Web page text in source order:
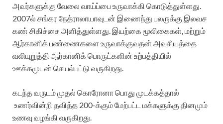
அவர்களுக்கு வேலை வாய்ப்பை உருவாக்கி கொடுத்துள்ளது.
2007ல் சங்கர நேத்ராலாயாவுடன் இணைந்து பலருக்கு இலவச
கண் சிகிச்சை அளித்துள்ளது. இயற்கை மூலிகைகள், மற்றும்
ஆர்கானிக் பண்ணைகளை உருவாக்குவதன் அவசியத்தை
வலியுறுத்தி ஆர்கானிக் பொருட்களின் உற்பத்தியில்
ஊக்கமுடன் செயல்பட்டு வருகிறது.
கடந்த வருடம் முதல் கொரோனா பொது முடக்கத்தால்
உணர்வின்றி தவித்த 200-க்கும் மேற்பட்ட மக்களுக்கு தினமும்
உணவு வழங்கி வருகிறது.